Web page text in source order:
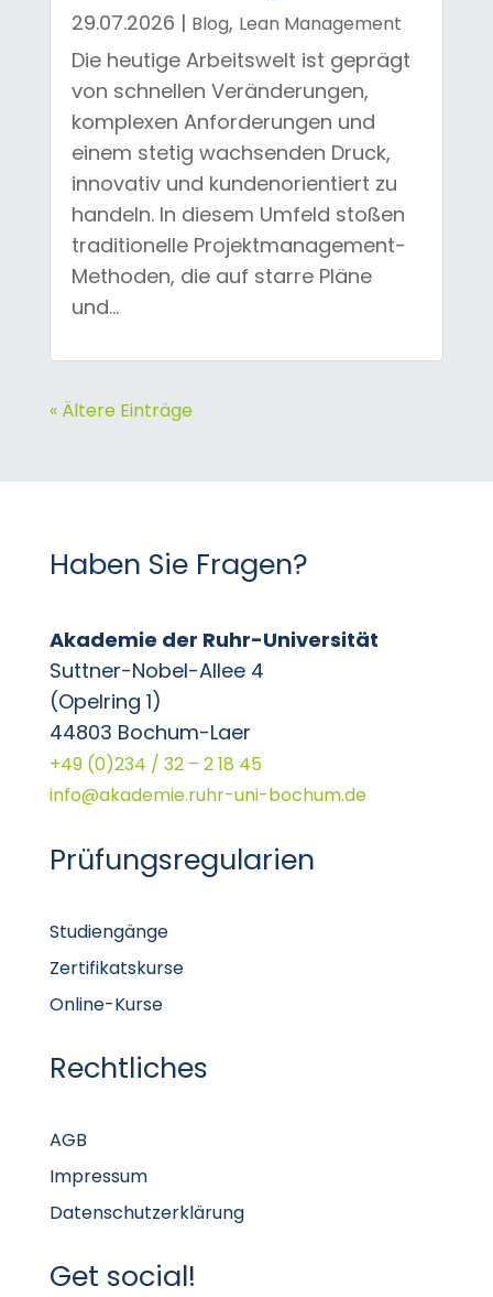
29.07.2026 | Blog, Lean Management
Die heutige Arbeitswelt ist geprägt
von schnellen Veränderungen,
komplexen Anforderungen und
einem stetig wachsenden Druck,
innovativ und kundenorientiert zu
handeln. In diesem Umfeld stoßen
traditionelle Projektmanagement-
Methoden, die auf starre Pläne
und...
« Ältere Einträge
Haben Sie Fragen?
Akademie der Ruhr-Universität
Suttner-Nobel-Allee 4
(Opelring 1)
44803 Bochum-Laer
+49 (0)234 / 32 – 2 18 45
info@akademie.ruhr-uni-bochum.de
Prüfungsregularien
Studiengänge
Zertifikatskurse
Online-Kurse
Rechtliches
AGB
Impressum
Datenschutzerklärung
Get social!